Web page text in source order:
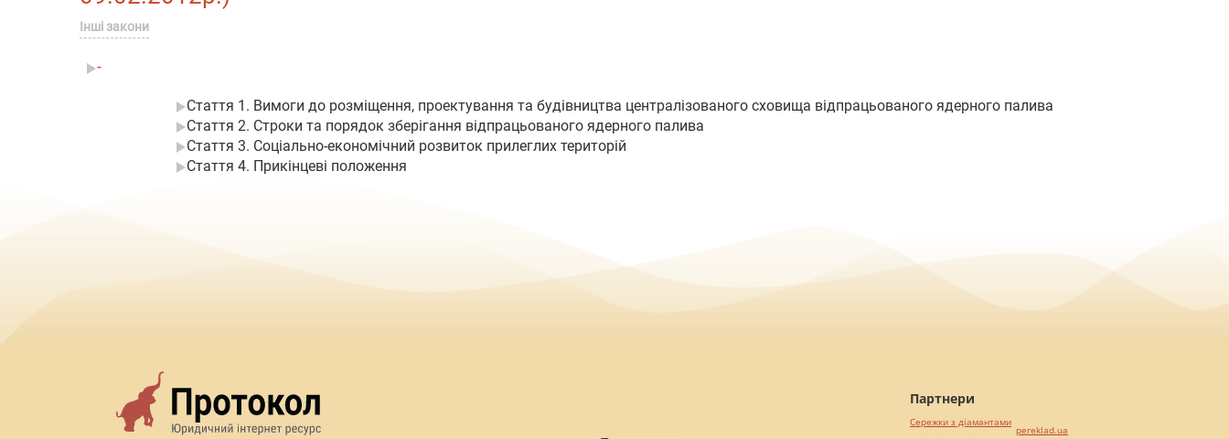
Інші закони
-
Стаття 1. Вимоги до розміщення, проектування та будівництва централізованого сховища відпрацьованого ядерного палива
Стаття 2. Строки та порядок зберігання відпрацьованого ядерного палива
Стаття 3. Соціально-економічний розвиток прилеглих територій
Стаття 4. Прикінцеві положення
Партнери
Сережки з діамантами
pereklad.ua